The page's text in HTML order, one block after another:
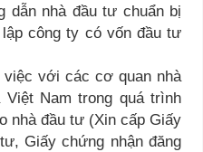
dẫn nhà đầu tư chuẩn bị
công ty có vốn đầu tư
với các cơ quan nhà
Nam trong quá trình
nhà đầu tư (Xin cấp Giấy
Giấy chứng nhận đăng